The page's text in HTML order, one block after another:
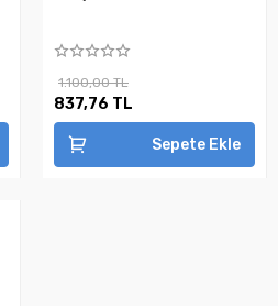
1.100,00 TL
837,76 TL
Sepete Ekle